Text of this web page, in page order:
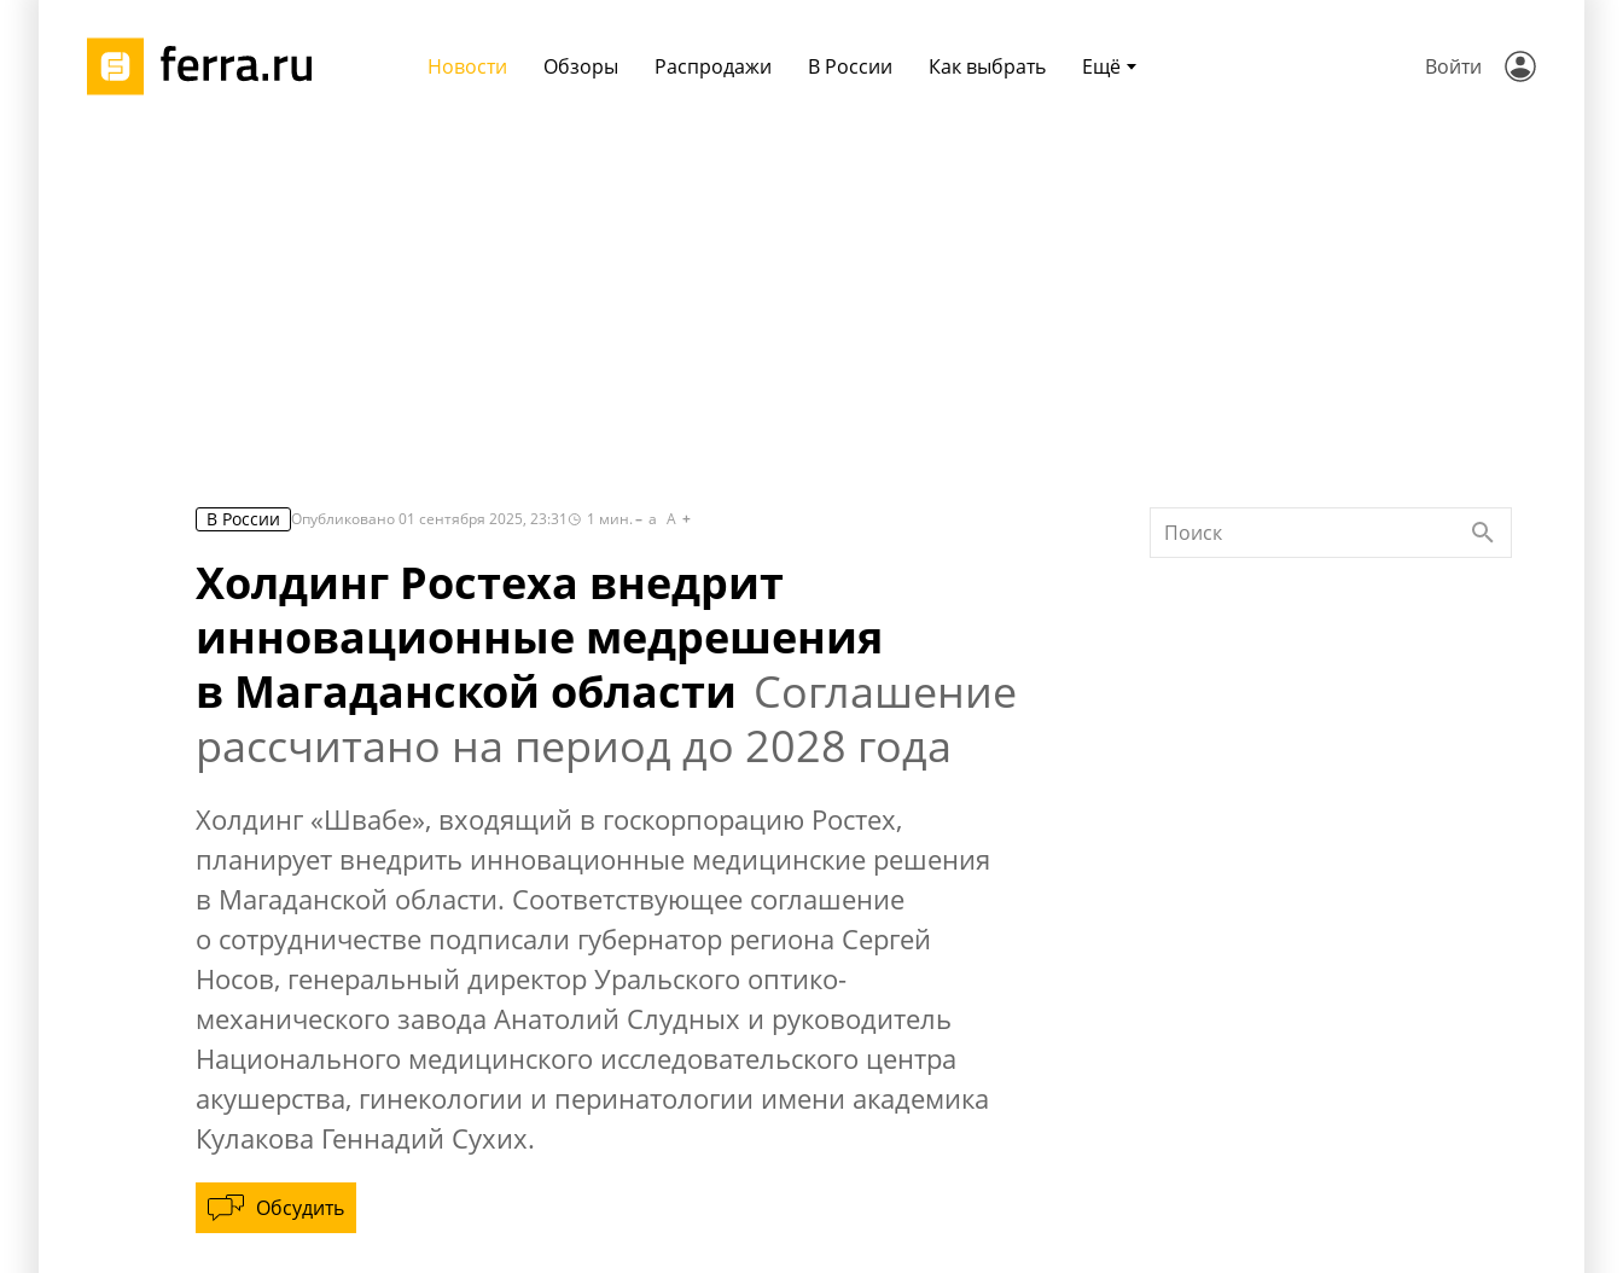
Ещё
Новости Обзоры Распродажи В России Как выбрать Войти
В России Опубликовано01 сентября 2025, 23:31 1 мин. a A
Холдинг Ростеха внедрит
инновационные медрешения
в Магаданской области Соглашение
рассчитано на период до 2028 года
Холдинг «Швабе», входящий в госкорпорацию Ростех,
планирует внедрить инновационные медицинские решения
в Магаданской области. Соответствующее соглашение
о сотрудничестве подписали губернатор региона Сергей
Носов, генеральный директор Уральского оптико-
механического завода Анатолий Слудных и руководитель
Национального медицинского исследовательского центра
акушерства, гинекологии и перинатологии имени академика
Кулакова Геннадий Сухих.
Обсудить